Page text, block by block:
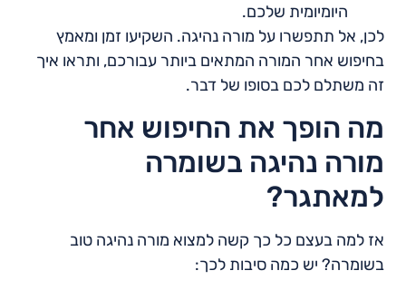
היומיומית שלכם.
לכן, אל תתפשרו על מורה נהיגה. השקיעו זמן ומאמץ
בחיפוש אחר המורה המתאים ביותר עבורכם, ותראו איך
זה משתלם לכם בסופו של דבר.
מה הופך את החיפוש אחר
מורה נהיגה בשומרה
למאתגר?
אז למה בעצם כל כך קשה למצוא מורה נהיגה טוב
בשומרה? יש כמה סיבות לכך: